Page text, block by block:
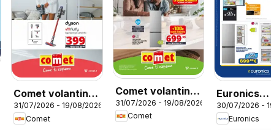
Comet volantino
Piccoli
Elettrodomestici
31/07/2026 - 19/08/2026
Comet
Comet volantino
Frigoriferi
31/07/2026 - 19/08/2026
Comet
Euronics
volantino
Frigoriferi
30/07/2026 -
Euronics